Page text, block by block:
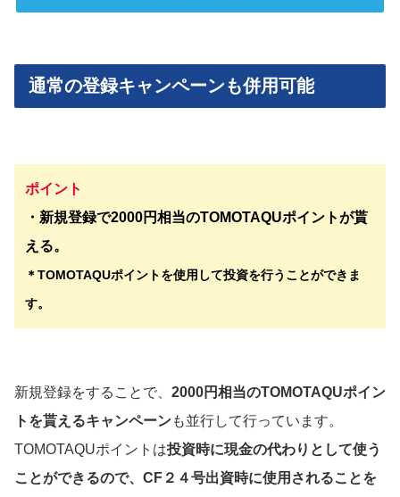
通常の登録キャンペーンも併用可能
ポイント
・新規登録で2000円相当のTOMOTAQUポイントが貰
える。
＊TOMOTAQUポイントを使用して投資を行うことができま
す。
新規登録をすることで、 2000円相当のTOMOTAQUポイン
トを貰えるキャンペーンも並行して行っています。
TOMOTAQUポイントは投資時に現金の代わりとして使う
ことができるので、CF２４号出資時に使用されることを